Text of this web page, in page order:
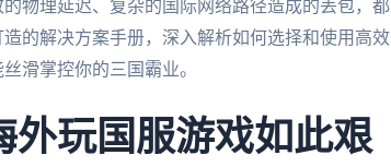
物理延迟、复杂的国际网络路径造成的丢包，都
的解决方案手册，深入解析如何选择和使用高效
滑掌控你的三国霸业。
外玩国服游戏如此艰